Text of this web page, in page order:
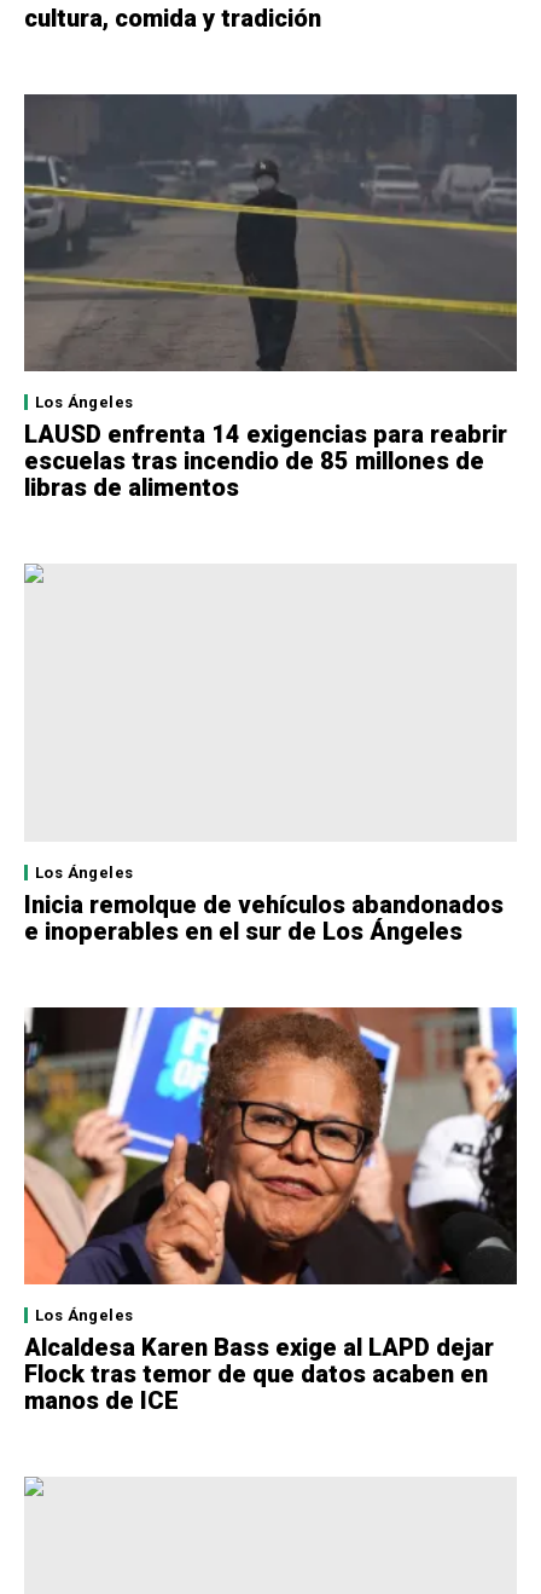
cultura, comida y tradición
Los Ángeles
LAUSD enfrenta 14 exigencias para reabrir
escuelas tras incendio de 85 millones de
libras de alimentos
Los Ángeles
Inicia remolque de vehículos abandonados
e inoperables en el sur de Los Ángeles
Los Ángeles
Alcaldesa Karen Bass exige al LAPD dejar
Flock tras temor de que datos acaben en
manos de ICE